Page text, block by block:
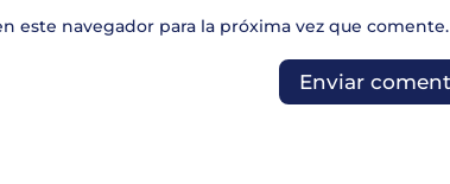
este navegador para la próxima vez que comente.